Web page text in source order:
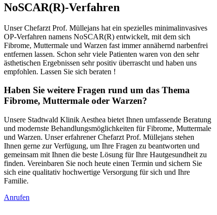
NoSCAR(R)-Verfahren
Unser Chefarzt Prof. Müllejans hat ein spezielles minimalinvasives
OP-Verfahren namens NoSCAR(R) entwickelt, mit dem sich
Fibrome, Muttermale und Warzen fast immer annähernd narbenfrei
entfernen lassen. Schon sehr viele Patienten waren von den sehr
ästhetischen Ergebnissen sehr positiv überrascht und haben uns
empfohlen. Lassen Sie sich beraten !
Haben Sie weitere Fragen rund um das Thema
Fibrome, Muttermale oder Warzen?
Unsere Stadtwald Klinik Aesthea bietet Ihnen umfassende Beratung
und modernste Behandlungsmöglichkeiten für Fibrome, Muttermale
und Warzen. Unser erfahrener Chefarzt Prof. Müllejans stehen
Ihnen gerne zur Verfügung, um Ihre Fragen zu beantworten und
gemeinsam mit Ihnen die beste Lösung für Ihre Hautgesundheit zu
finden. Vereinbaren Sie noch heute einen Termin und sichern Sie
sich eine qualitativ hochwertige Versorgung für sich und Ihre
Familie.
Anrufen